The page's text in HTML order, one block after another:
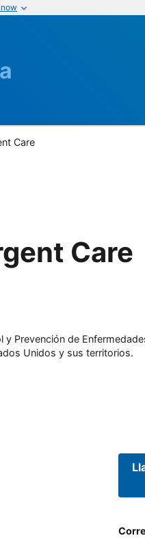
Care
Care
Prevención de
Unidos y sus territorios.